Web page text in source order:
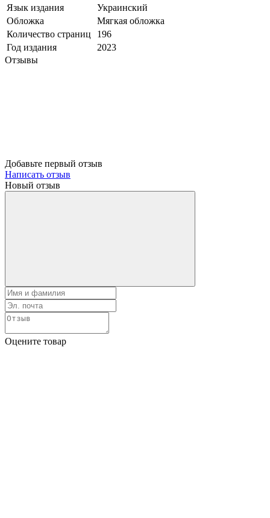
Язык издания
Украинский
Обложка
Мягкая обложка
Количество страниц
196
Год издания
2023
Отзывы
Добавьте первый отзыв
Написать отзыв
Новый отзыв
Оцените товар